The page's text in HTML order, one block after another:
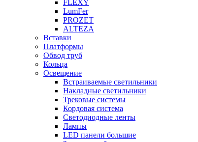
FLEXY
LumFer
PROZET
ALTEZA
Вставки
Платформы
Обвод труб
Кольца
Освещение
Встраиваемые светильники
Накладные светильники
Трековые системы
Кордовая система
Светодиодные ленты
Лампы
LED панели большие